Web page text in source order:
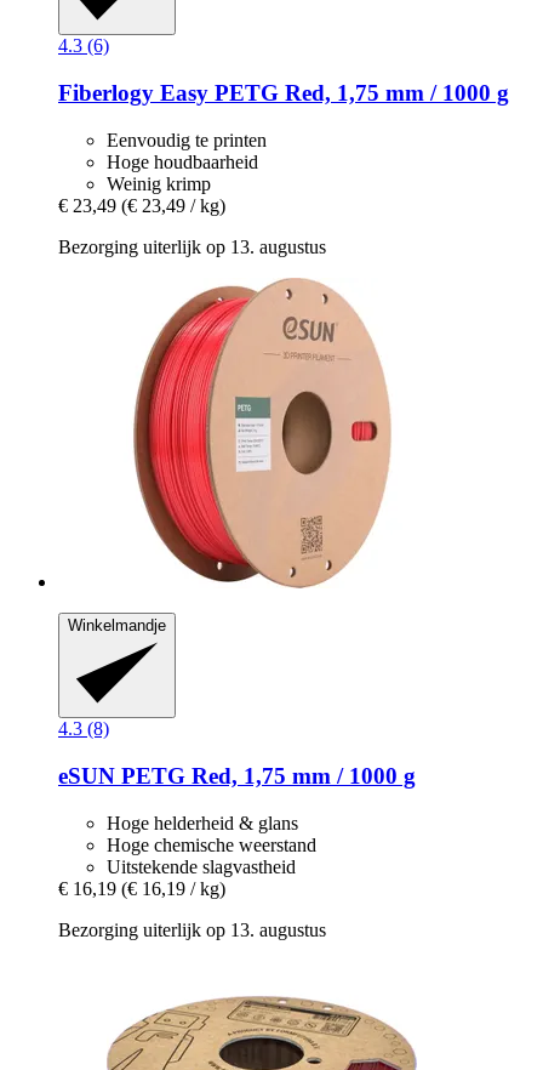
4.3 (6)
Fiberlogy Easy PETG Red, 1,75 mm / 1000 g
Eenvoudig te printen
Hoge houdbaarheid
Weinig krimp
€ 23,49 (€ 23,49 / kg)
Bezorging uiterlijk op 13. augustus
Winkelmandje
4.3 (8)
eSUN PETG Red, 1,75 mm / 1000 g
Hoge helderheid & glans
Hoge chemische weerstand
Uitstekende slagvastheid
€ 16,19 (€ 16,19 / kg)
Bezorging uiterlijk op 13. augustus